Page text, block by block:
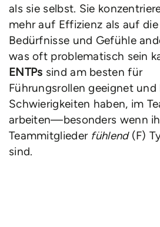
als sie selbst. Sie
mehr auf Effizienz als auf die
Bedürfnisse und Gefühle
was oft problematisch sein
ENTPs sind am besten für
Führungsrollen geeignet und
Schwierigkeiten haben, im
arbeiten—besonders wenn
Teammitglieder fühlend(F)
sind.